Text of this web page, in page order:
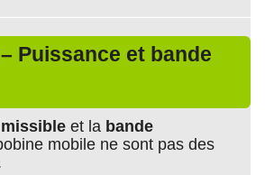
Puissance et bande
et la bande
mobile ne sont pas des